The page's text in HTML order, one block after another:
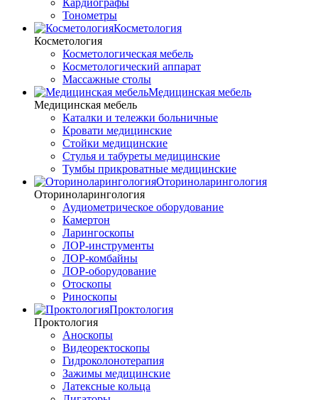
Кардиографы
Тонометры
Косметология
Косметология
Косметологическая мебель
Косметологический аппарат
Массажные столы
Медицинская мебель
Медицинская мебель
Каталки и тележки больничные
Кровати медицинские
Стойки медицинские
Стулья и табуреты медицинские
Тумбы прикроватные медицинские
Оториноларингология
Оториноларингология
Аудиометрическое оборудование
Камертон
Ларингоскопы
ЛОР-инструменты
ЛОР-комбайны
ЛОР-оборудование
Отоскопы
Риноскопы
Проктология
Проктология
Аноскопы
Видеоректоскопы
Гидроколонотерапия
Зажимы медицинские
Латексные кольца